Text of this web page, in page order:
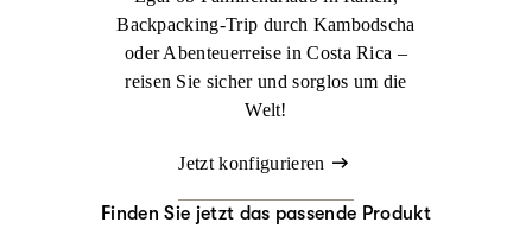
Backpacking-Trip durch Kambodscha
oder Abenteuerreise in Costa Rica –
reisen Sie sicher und sorglos um die
Welt!
Jetzt konfigurieren
Finden Sie jetzt das passende Produkt